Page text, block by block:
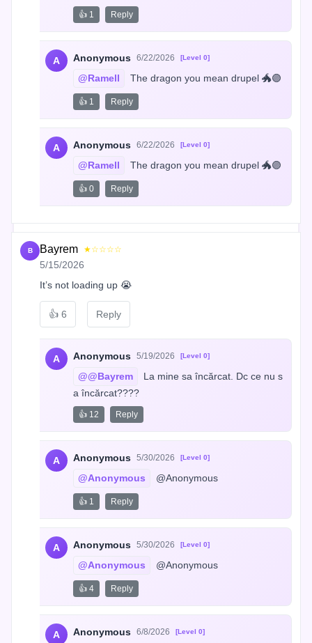
👍 1 Reply
A Anonymous 6/22/2026 [Level 0]
@Ramell The dragon you mean drupel 🐲🟣
👍 1 Reply
A Anonymous 6/22/2026 [Level 0]
@Ramell The dragon you mean drupel 🐲🟣
👍 0 Reply
B Bayrem ★☆☆☆☆
5/15/2026
It’s not loading up 😭
👍 6 Reply
A Anonymous 5/19/2026 [Level 0]
@@Bayrem
La mine sa încărcat. Dc ce nu s
a încărcat????
👍 12 Reply
A Anonymous 5/30/2026 [Level 0]
@Anonymous @Anonymous
👍 1 Reply
A Anonymous 5/30/2026 [Level 0]
@Anonymous @Anonymous
👍 4 Reply
A Anonymous 6/8/2026 [Level 0]